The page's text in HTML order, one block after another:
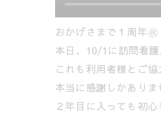
おかげさまで１周年㊗️
本日、10/1に訪問看
これも利用者様とご
本当に感謝しかありま
２年目に入っても初